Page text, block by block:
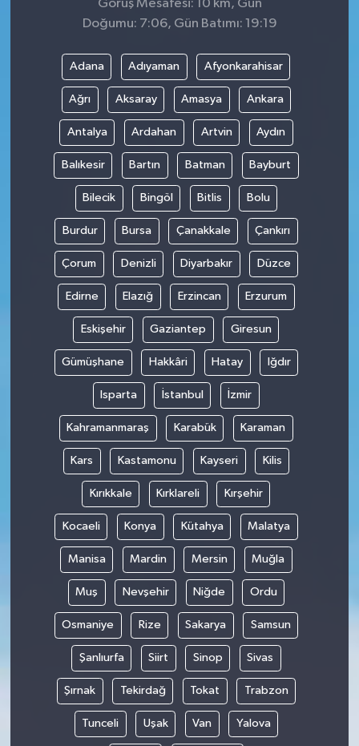
Görüş Mesafesi: 10 km, Gün
Doğumu: 7:06, Gün Batımı: 19:19
Adana Adıyaman Afyonkarahisar
Ağrı Aksaray Amasya Ankara
Antalya Ardahan Artvin Aydın
Balıkesir Bartın Batman Bayburt
Bilecik Bingöl Bitlis Bolu
Burdur Bursa Çanakkale Çankırı
Çorum Denizli Diyarbakır Düzce
Edirne Elazığ Erzincan Erzurum
Eskişehir Gaziantep Giresun
Gümüşhane Hakkâri Hatay Iğdır
Isparta İstanbul İzmir
Kahramanmaraş Karabük Karaman
Kars Kastamonu Kayseri Kilis
Kırıkkale Kırklareli Kırşehir
Kocaeli Konya Kütahya Malatya
Manisa Mardin Mersin Muğla
Muş Nevşehir Niğde Ordu
Osmaniye Rize Sakarya Samsun
Şanlıurfa Siirt Sinop Sivas
Şırnak Tekirdağ Tokat Trabzon
Tunceli Uşak Van Yalova